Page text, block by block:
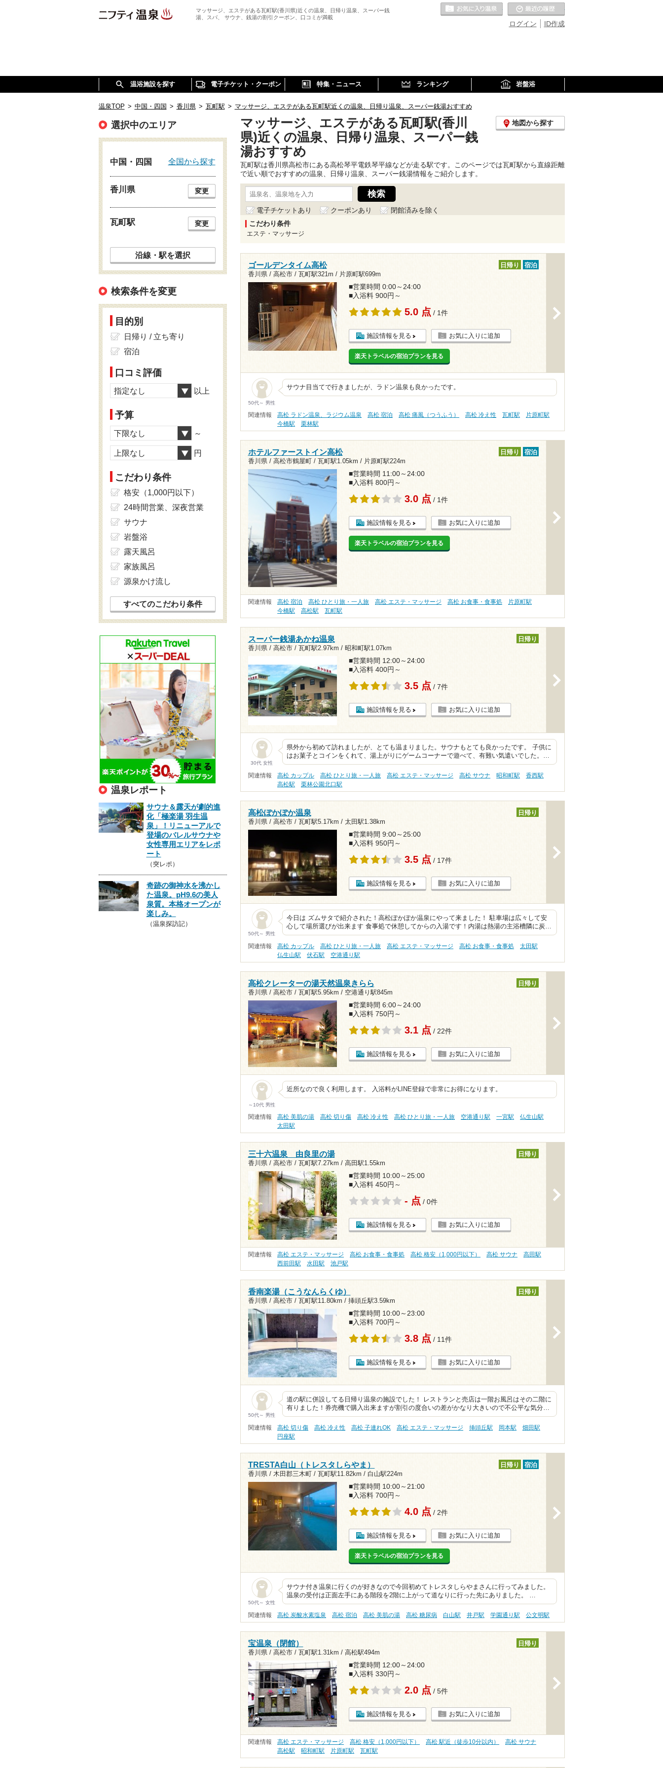
マッサージ、エステがある瓦町駅(香川県)近くの温泉、日帰り温泉、スーパー銭
湯、スパ、 サウナ、銭湯の割引クーポン、口コミが満載
ID作成
ログイン
お気に入りの温泉
温浴施設を探す 電子チケット・クーポン 特集・ニュース ランキング 岩盤浴
温泉TOP > 中国・四国 > 香川県 > 瓦町駅 > マッサージ、エステがある瓦町駅近くの温泉、日帰り温泉、スーパー銭湯おすすめ
マッサージ、エステがある瓦町駅(香川
県)近くの温泉、日帰り温泉、スーパー銭
湯おすすめ
地図から探す
瓦町駅は香川県高松市にある高松琴平電鉄琴平線などが走る駅です。このページでは瓦町駅から直線距離
で近い順でおすすめの温泉、日帰り温泉、スーパー銭湯情報をご紹介します。
電子チケットあり クーポンあり
閉館済みを除く
こだわり条件
エステ・マッサージ
ゴールデンタイム高松
香川県 / 高松市 / 瓦町駅321m / 片原町駅699m
日帰り 宿泊
■営業時間 0:00～24:00
■入浴料 900円～
5.0 点 / 1件
施設情報を見る お気に入りに追加
楽天トラベルの宿泊プランを見る
50代～ 男性
サウナ目当てで行きましたが、ラドン温泉も良かったです。
関連情報 高松 ラドン温泉、ラジウム温泉 高松 宿泊 高松 痛風（つうふう） 高松 冷え性 瓦町駅
片原町駅
今橋駅
栗林駅
ホテルファーストイン高松
香川県 / 高松市鶴屋町 / 瓦町駅1.05km / 片原町駅224m
日帰り 宿泊
■営業時間 11:00～24:00
■入浴料 800円～
3.0 点 / 1件
施設情報を見る お気に入りに追加
楽天トラベルの宿泊プランを見る
関連情報 高松 宿泊 高松 ひとり旅・一人旅 高松 エステ・マッサージ 高松 お食事・食事処
片原町駅
今橋駅
高松駅 瓦町駅
スーパー銭湯あかね温泉
香川県 / 高松市 / 瓦町駅2.97km / 昭和町駅1.07km
日帰り
■営業時間 12:00～24:00
■入浴料 400円～
3.5 点 / 7件
施設情報を見る お気に入りに追加
30代 女性
県外から初めて訪れましたが、とても温まりました。サウナもとても良かったです。 子供に
はお菓子とコインをくれて、湯上がりにゲームコーナーで遊べて、有難い気遣いでした。…
関連情報 高松 カップル 高松 ひとり旅・一人旅 高松 エステ・マッサージ 高松 サウナ 昭和町駅
香西駅
高松駅
栗林公園北口駅
高松ぽかぽか温泉
香川県 / 高松市 / 瓦町駅5.17km / 太田駅1.38km
日帰り
■営業時間 9:00～25:00
■入浴料 950円～
3.5 点 / 17件
施設情報を見る お気に入りに追加
50代～ 男性
今日は ズムサタで紹介された！高松ぽかぽか温泉にやって来ました！ 駐車場は広々して安
心して場所選びが出来ます 食事処で休憩してからの入湯です！内湯は熱湯の主浴槽隣に炭…
関連情報 高松 カップル 高松 ひとり旅・一人旅 高松 エステ・マッサージ 高松 お食事・食事処
太田駅
仏生山駅
伏石駅 空港通り駅
高松クレーターの湯天然温泉きらら
香川県 / 高松市 / 瓦町駅5.95km / 空港通り駅845m
日帰り
■営業時間 6:00～24:00
■入浴料 750円～
3.1 点 / 22件
施設情報を見る お気に入りに追加
～10代 男性
近所なので良く利用します。 入浴料がLINE登録で非常にお得になります。
関連情報 高松 美肌の湯 高松 切り傷 高松 冷え性 高松 ひとり旅・一人旅 空港通り駅 一宮駅
仏生山駅
太田駅
三十六温泉 由良里の湯
香川県 / 高松市 / 瓦町駅7.27km / 高田駅1.55km
日帰り
■営業時間 10:00～25:00
■入浴料 450円～
- 点 / 0件
施設情報を見る お気に入りに追加
関連情報 高松 エステ・マッサージ 高松 お食事・食事処 高松 格安（1,000円以下） 高松 サウナ
高田駅
西前田駅
水田駅 池戸駅
香南楽湯（こうなんらくゆ）
香川県 / 高松市 / 瓦町駅11.80km / 挿頭丘駅3.59km
日帰り
■営業時間 10:00～23:00
■入浴料 700円～
3.8 点 / 11件
施設情報を見る お気に入りに追加
50代～ 男性
道の駅に併設してる日帰り温泉の施設でした！ レストランと売店は一階お風呂はその二階に
有りました！券売機で購入出来ますが割引の度合いの差がかなり大きいので不公平な気分…
関連情報 高松 切り傷 高松 冷え性 高松 子連れOK 高松 エステ・マッサージ 挿頭丘駅 岡本駅
畑田駅
円座駅
TRESTA白山（トレスタしらやま）
香川県 / 木田郡三木町 / 瓦町駅11.82km / 白山駅224m
日帰り 宿泊
■営業時間 10:00～21:00
■入浴料 700円～
4.0 点 / 2件
施設情報を見る お気に入りに追加
楽天トラベルの宿泊プランを見る
50代～ 女性
サウナ付き温泉に行くのが好きなので今回初めてトレスタしらやまさんに行ってみました。
温泉の受付は正面左手にある階段を2階に上がって道なりに行った先にありました。 …
関連情報 高松 炭酸水素塩泉 高松 宿泊 高松 美肌の湯 高松 糖尿病 白山駅 井戸駅 学園通り駅 公文明駅
宝温泉（閉館）
香川県 / 高松市 / 瓦町駅1.31km / 高松駅494m
日帰り
■営業時間 12:00～24:00
■入浴料 330円～
2.0 点 / 5件
施設情報を見る お気に入りに追加
関連情報 高松 エステ・マッサージ 高松 格安（1,000円以下） 高松 駅近（徒歩10分以内）
高松 サウナ
高松駅
昭和町駅 片原町駅 瓦町駅
選択中のエリア
中国・四国 全国から探す
香川県 変更
瓦町駅 変更
沿線・駅を選択
検索条件を変更
目的別
日帰り / 立ち寄り
宿泊
口コミ評価
指定なし 以上
予算
下限なし ～
上限なし 円
こだわり条件
格安（1,000円以下）
24時間営業、深夜営業
サウナ
岩盤浴
露天風呂
家族風呂
源泉かけ流し
すべてのこだわり条件
温泉レポート
サウナ＆露天が劇的進
化「極楽湯 羽生温
泉」！リニューアルで
登場のバレルサウナや
女性専用エリアをレポ
ート
（突レポ）
奇跡の御神水を沸かし
た温泉。pH9.6の美人
泉質。本格オープンが
楽しみ。
（温泉探訪記）